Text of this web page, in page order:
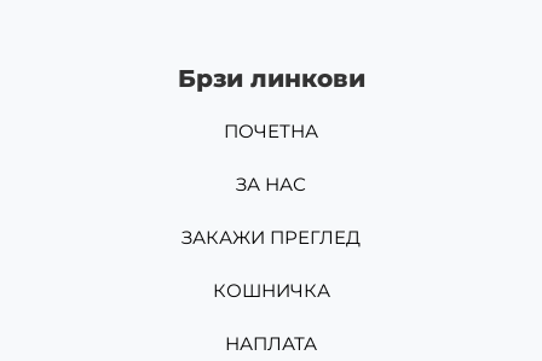
Брзи линкови
ПОЧЕТНА
ЗА НАС
ЗАКАЖИ ПРЕГЛЕД
КОШНИЧКА
НАПЛАТА